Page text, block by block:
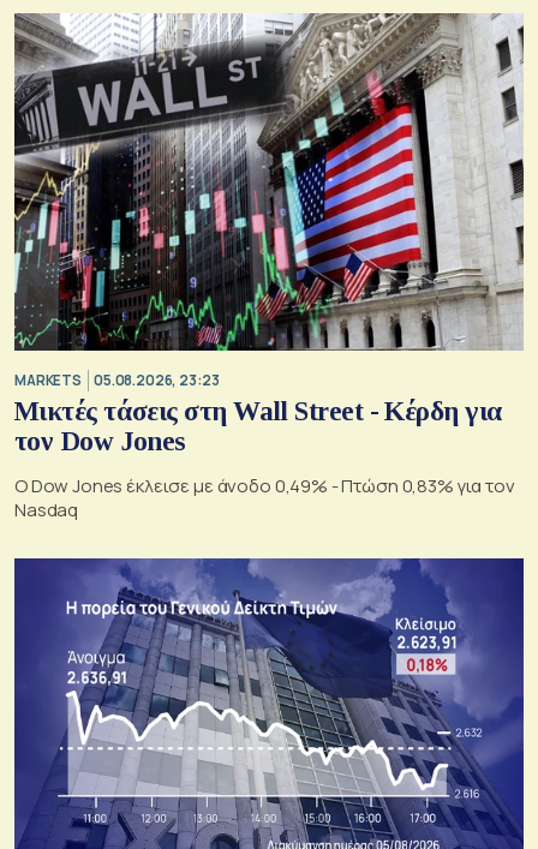
MARKETS 05.08.2026, 23:23
Μικτές τάσεις στη Wall Street - Κέρδη για
τον Dow Jones
Ο Dow Jones έκλεισε με άνοδο 0,49% - Πτώση 0,83% για τον
Nasdaq